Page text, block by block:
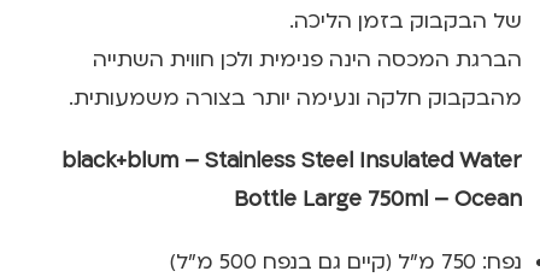
של הבקבוק בזמן הליכה.
הברגת המכסה הינה פנימית ולכן חווית השתייה
מהבקבוק חלקה ונעימה יותר בצורה משמעותית.
black+blum – Stainless Steel Insulated Water
Bottle Large 750ml – Ocean
נפח: 750 מ"ל (קיים גם בנפח 500 מ"ל)